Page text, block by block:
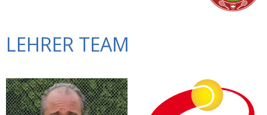
LEHRER TEAM